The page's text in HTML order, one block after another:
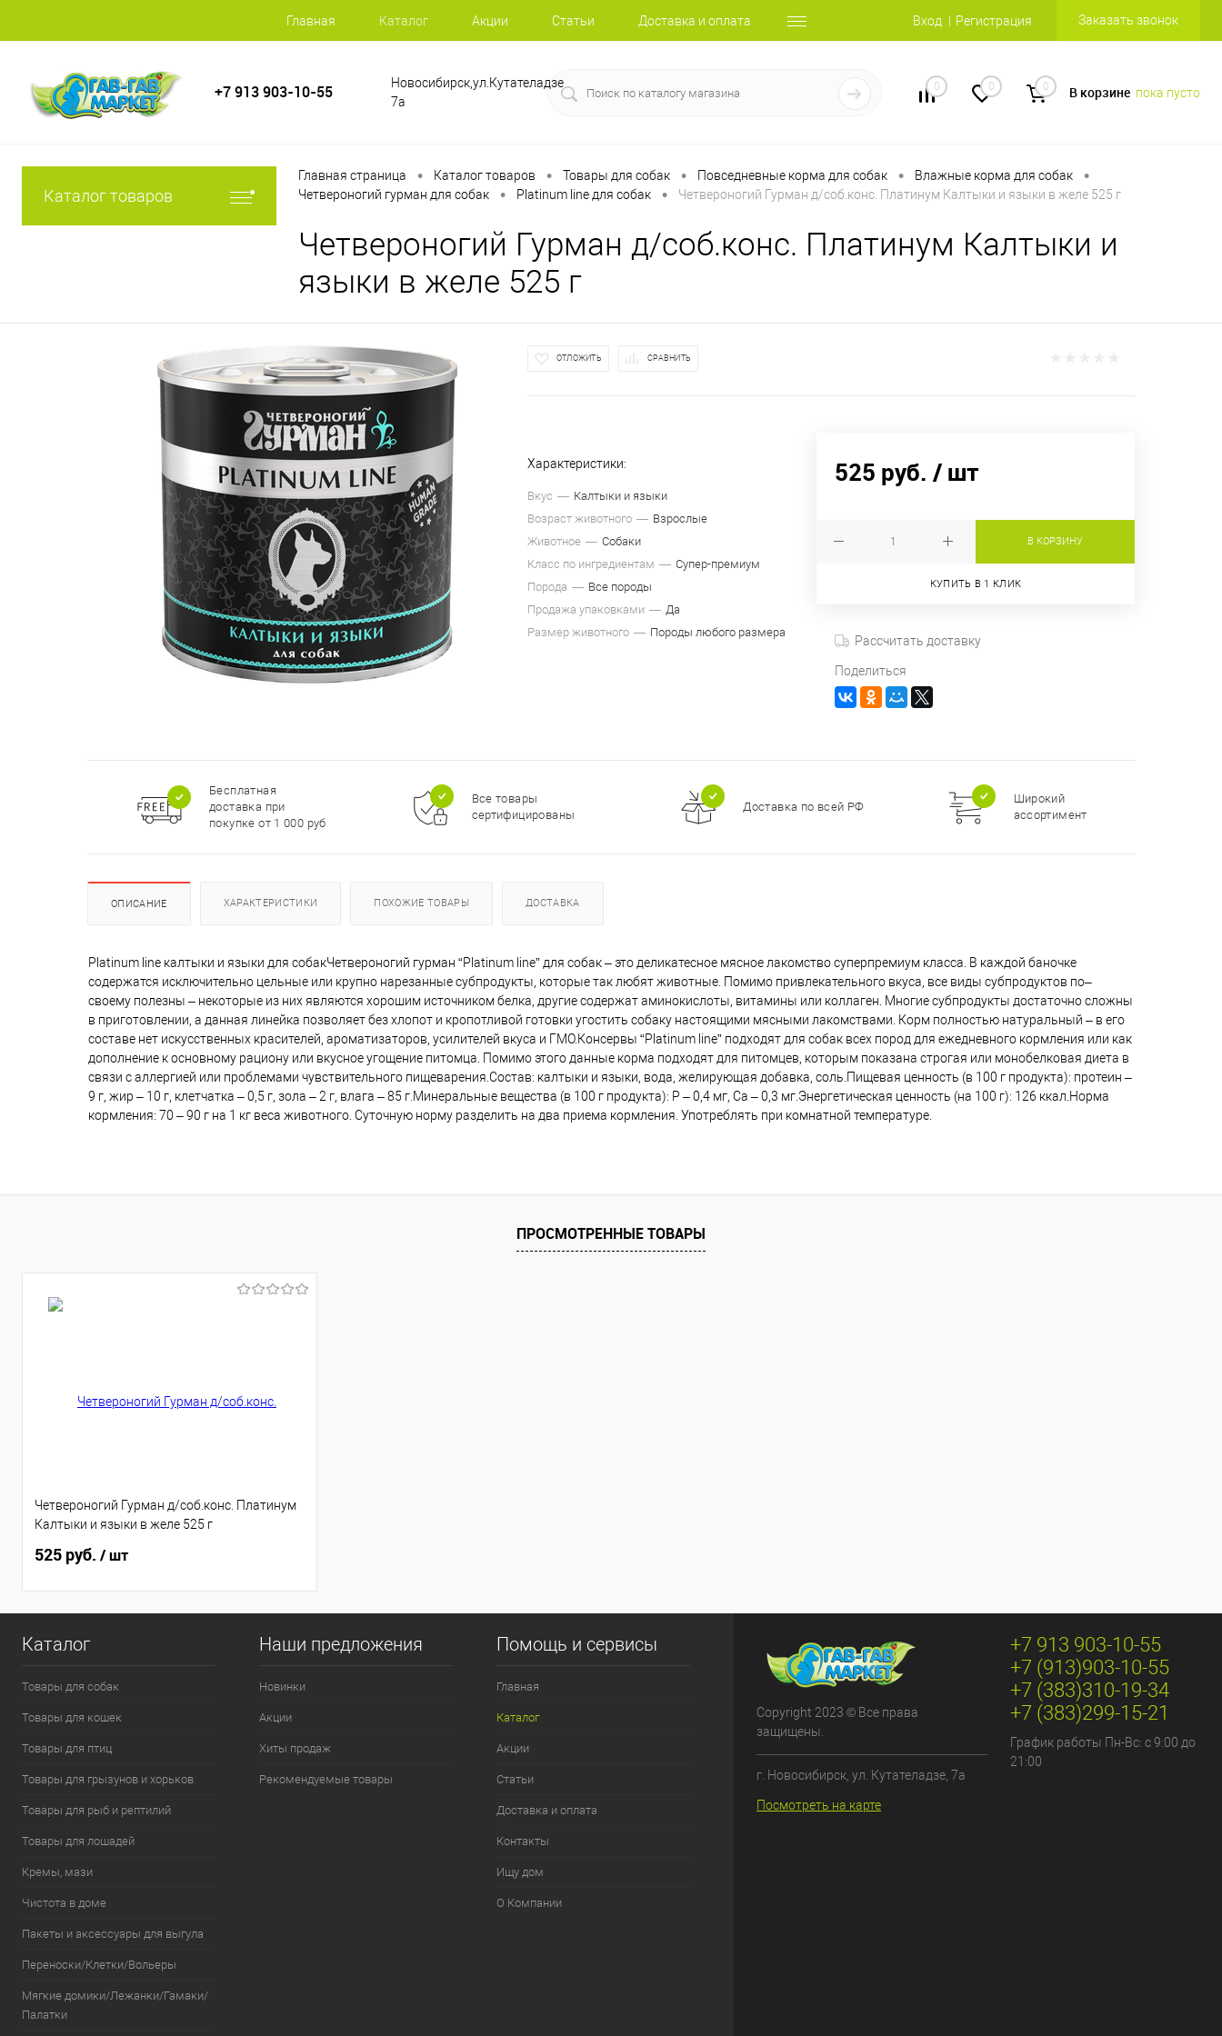
Главная Каталог Акции Статьи Доставка и оплата Вход Регистрация Заказать звонок
+7 913 903-10-55
Новосибирск,ул.Кутателадзе
7а
0 0 0 В корзине пока пусто
Каталог товаров
Главная страница • Каталог товаров • Товары для собак • Повседневные корма для собак • Влажные корма для собак •
Четвероногий гурман для собак • Platinum line для собак • Четвероногий Гурман д/соб.конс. Платинум Калтыки и языки в желе 525 г
Четвероногий Гурман д/соб.конс. Платинум Калтыки и
языки в желе 525 г
ОТЛОЖИТЬ СРАВНИТЬ
Характеристики:
Вкус
Калтыки и языки
Возраст животного
Взрослые
Животное
Собаки
Класс по ингредиентам
Супер-премиум
Порода
Все породы
Продажа упаковками
Да
Размер животного
Породы любого размера
525 руб. / шт
В КОРЗИНУ
КУПИТЬ В 1 КЛИК
Рассчитать доставку
Поделиться
Бесплатная
доставка при
покупке от 1 000 руб
Все товары
сертифицированы
Доставка по всей РФ
Широкий
ассортимент
ОПИСАНИЕ ХАРАКТЕРИСТИКИ ПОХОЖИЕ ТОВАРЫ ДОСТАВКА
Platinum line калтыки и языки для собакЧетвероногий гурман “Platinum line” для собак – это деликатесное мясное лакомство суперпремиум класса. В каждой баночке
содержатся исключительно цельные или крупно нарезанные субпродукты, которые так любят животные. Помимо привлекательного вкуса, все виды субпродуктов по–
своему полезны – некоторые из них являются хорошим источником белка, другие содержат аминокислоты, витамины или коллаген. Многие субпродукты достаточно сложны
в приготовлении, а данная линейка позволяет без хлопот и кропотливой готовки угостить собаку настоящими мясными лакомствами. Корм полностью натуральный – в его
составе нет искусственных красителей, ароматизаторов, усилителей вкуса и ГМО.Консервы “Platinum line” подходят для собак всех пород для ежедневного кормления или как
дополнение к основному рациону или вкусное угощение питомца. Помимо этого данные корма подходят для питомцев, которым показана строгая или монобелковая диета в
связи с аллергией или проблемами чувствительного пищеварения.Состав: калтыки и языки, вода, желирующая добавка, соль.Пищевая ценность (в 100 г продукта): протеин –
9 г, жир – 10 г, клетчатка – 0,5 г, зола – 2 г, влага – 85 г.Минеральные вещества (в 100 г продукта): P – 0,4 мг, Ca – 0,3 мг.Энергетическая ценность (на 100 г): 126 ккал.Норма
кормления: 70 – 90 г на 1 кг веса животного. Суточную норму разделить на два приема кормления. Употреблять при комнатной температуре.
ПРОСМОТРЕННЫЕ ТОВАРЫ
Четвероногий Гурман д/соб.конс. Платинум
Калтыки и языки в желе 525 г
525 руб. / шт
Каталог
Товары для собак
Товары для кошек
Товары для птиц
Товары для грызунов и хорьков
Товары для рыб и рептилий
Товары для лошадей
Кремы, мази
Чистота в доме
Пакеты и аксессуары для выгула
Переноски/Клетки/Вольеры
Мягкие домики/Лежанки/Гамаки/
Палатки
Наши предложения
Новинки
Акции
Хиты продаж
Рекомендуемые товары
Помощь и сервисы
Главная
Каталог
Акции
Статьи
Доставка и оплата
Контакты
Ищу дом
О Компании
Copyright 2023 © Все права
защищены.
г. Новосибирск, ул. Кутателадзе, 7а
Посмотреть на карте
+7 913 903-10-55
+7 (913)903-10-55
+7 (383)310-19-34
+7 (383)299-15-21
График работы Пн-Вс: с 9:00 до
21:00